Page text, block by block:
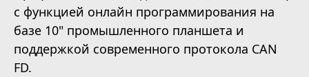
с функцией онлайн программирования на
базе 10" промышленного планшета и
поддержкой современного протокола CAN
FD.